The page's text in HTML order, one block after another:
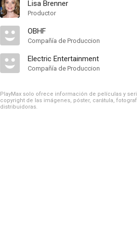
Lisa Brenner
Productor
OBHF
Compañía de Produccion
Electric Entertainment
Compañía de Produccion
PlayMax solo ofrece información de películas y
copyright de las imágenes, póster, carátula,
distribuidoras.